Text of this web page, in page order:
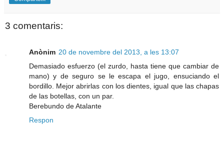
3 comentaris:
Anònim 20 de novembre del 2013, a les 13:07
Demasiado esfuerzo (el zurdo, hasta tiene que cambiar de
mano) y de seguro se le escapa el jugo, ensuciando el
bordillo. Mejor abrirlas con los dientes, igual que las chapas
de las botellas, con un par.
Berebundo de Atalante
Respon